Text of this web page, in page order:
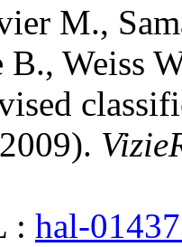
M.,
B., Weiss
.
: hal-